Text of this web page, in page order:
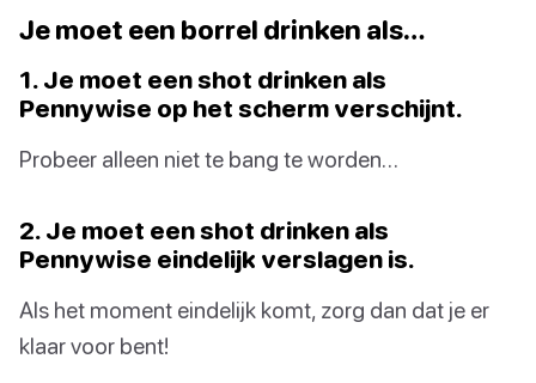
Je moet een borrel drinken als…
1. Je moet een shot drinken als
Pennywise op het scherm verschijnt.
Probeer alleen niet te bang te worden…
2. Je moet een shot drinken als
Pennywise eindelijk verslagen is.
Als het moment eindelijk komt, zorg dan dat je er
klaar voor bent!